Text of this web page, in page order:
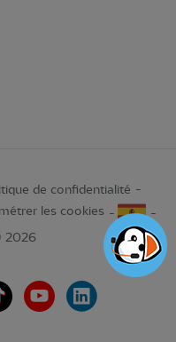
de confidentialité
les cookies
2026
les contrastes